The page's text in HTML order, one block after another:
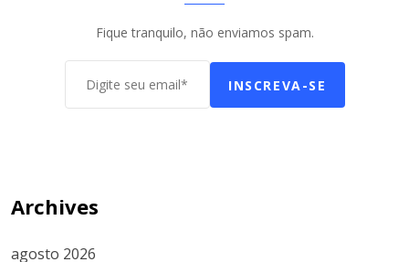
Fique tranquilo, não enviamos spam.
INSCREVA-SE
Archives
agosto 2026